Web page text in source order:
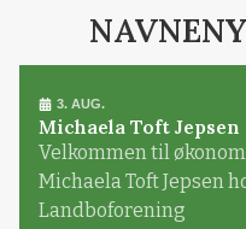
3. AUG.
Michaela Toft Jepsen
Velkommen til
Michaela Toft Jepsen
Landboforening